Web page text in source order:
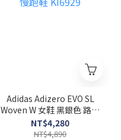
Adidas Adizero EVO SL
Woven W 女鞋 黑銀色 路跑
慢跑鞋 KI6929
NT$4,280
NT$4,890